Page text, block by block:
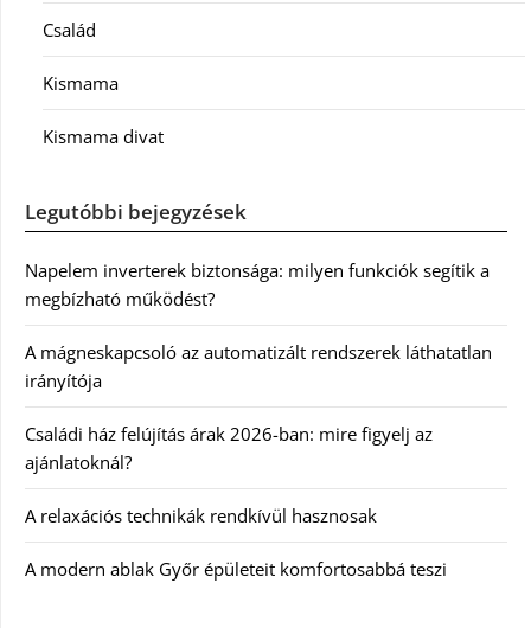
Család
Kismama
Kismama divat
Legutóbbi bejegyzések
Napelem inverterek biztonsága: milyen funkciók segítik a
megbízható működést?
A mágneskapcsoló az automatizált rendszerek láthatatlan
irányítója
Családi ház felújítás árak 2026-ban: mire figyelj az
ajánlatoknál?
A relaxációs technikák rendkívül hasznosak
A modern ablak Győr épületeit komfortosabbá teszi